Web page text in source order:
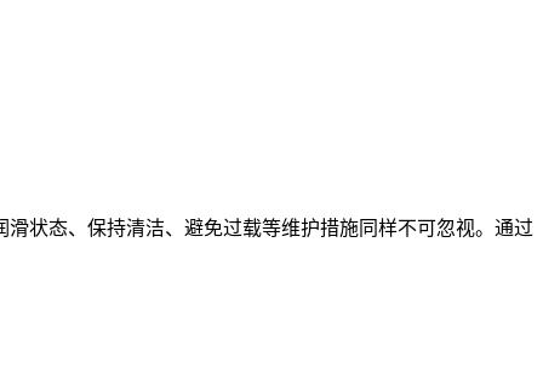
状态、保持清洁、避免过载等维护措施同样不可忽视。通过